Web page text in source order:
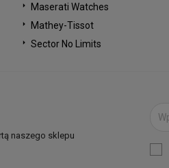
Maserati Watches
Mathey-Tissot
Sector No Limits
naszego sklepu